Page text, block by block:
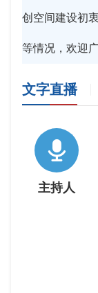
创空间建设初
等情况，欢迎
文字直播

主持人